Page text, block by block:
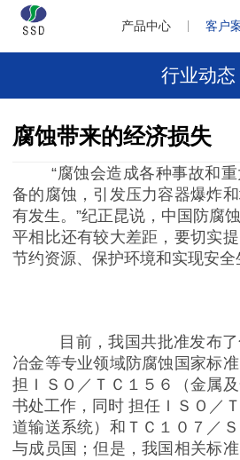
产品中心 客户
行业动态
腐蚀带来的经济损失
“腐蚀会造成各种事故和重
备的腐蚀，引发压力容器爆炸
有发生。”纪正昆说，中国防腐
平相比还有较大差距，要切实
节约资源、保护环境和实现安全
目前，我国共批准发布了化
冶金等专业领域防腐蚀国家标
担ＩＳＯ／ＴＣ１５６（金属
书处工作，同时 担任ＩＳＯ／
道输送系统）和ＴＣ１０７／
与成员国；但是，我国相关标